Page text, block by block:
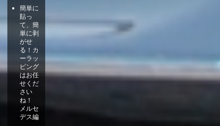
簡単に
貼っ
て、簡
単に剥
がせ
る！カ
ーラッ
ピング
はお任
せくだ
さい
ね！
メルセ
デス編